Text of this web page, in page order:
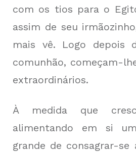
com os tios para o
assim de seu
mais vê. Logo depois
comunhão, começam-
extraordinários.
À medida que
alimentando em si
grande de consagrar-se